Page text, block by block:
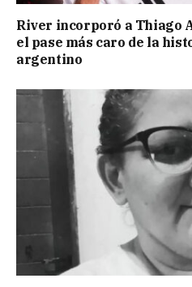
River incorporó a Thiago
el pase más caro de la
argentino